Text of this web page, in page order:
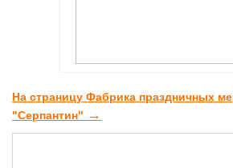
На страницу Фабрика праздничных
"Серпантин" →